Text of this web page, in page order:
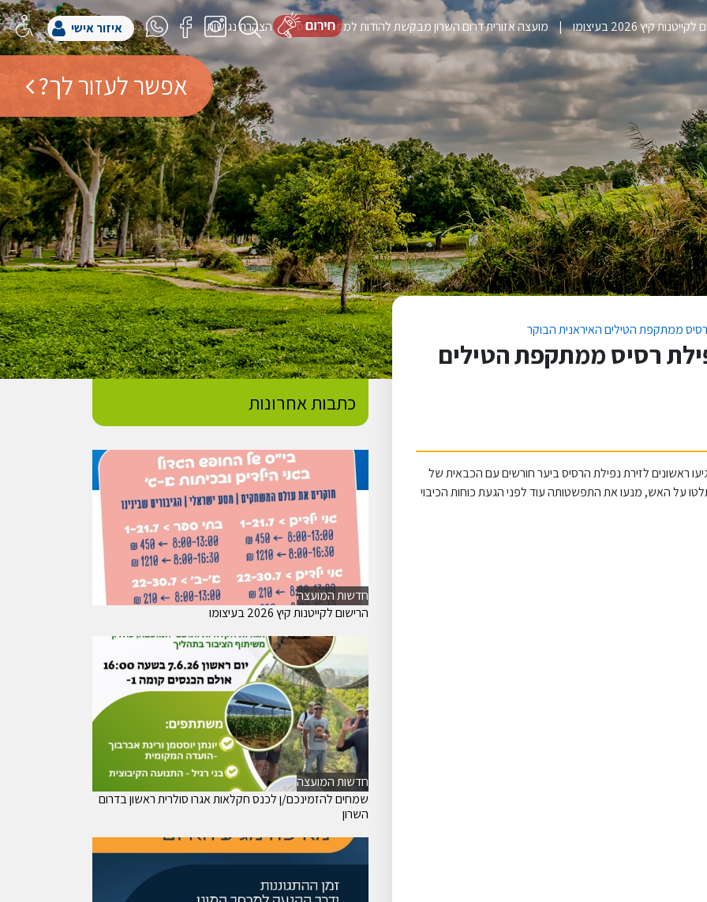
קיץ 2026 בעיצומו מועצה אזורית דרום השרון מבקשת להודות למפעל הפיס הצהרת נגישות איזור אישי
אפשר לעזור לך?
ממתקפת הטילים האיראנית הבוקר
רסיס ממתקפת הטילים
ראשונים לזירת נפילת הרסיס ביער חורשים עם הכבאית של
על האש, מנעו את התפשטותה עוד לפני הגעת כוחות הכיבוי
כתבות אחרונות
חדשות המועצה
הרישום לקייטנות קיץ 2026 בעיצומו
חדשות המועצה
שמחים להזמינכם/ן לכנס חקלאות אגרו סולרית ראשון בדרום
השרון